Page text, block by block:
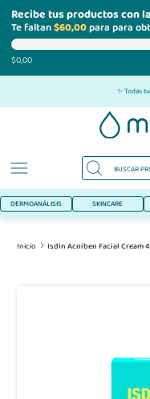
Recibe tus productos con
Te faltan$60,00para para
$0,00
al
✨ Todas
DERMOANÁLISIS SKINCARE
Inicio Isdin Acniben Facial Cream